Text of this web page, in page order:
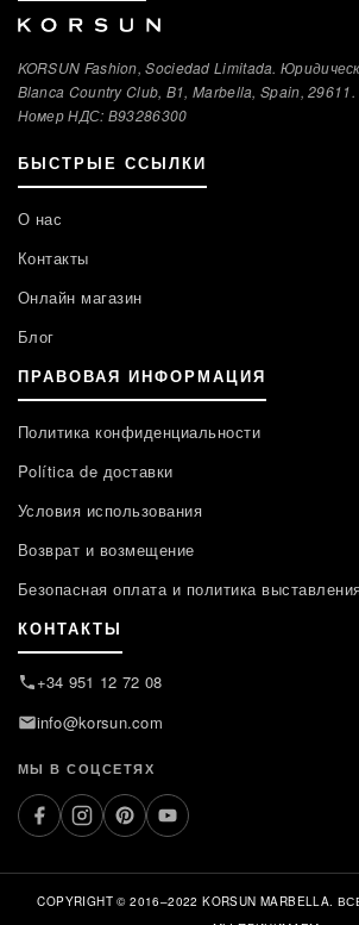
KORSUN Fashion, Sociedad Limitada.
Blanca Country Club, B1, Marbella, Spain, 29611.
Номер НДС: В93286300
БЫСТРЫЕ ССЫЛКИ
О нас
Контакты
Онлайн магазин
Блог
ПРАВОВАЯ ИНФОРМАЦИЯ
Политика конфиденциальности
Política de доставки
Условия использования
Возврат и возмещение
Безопасная оплата и политика
КОНТАКТЫ
+34 951 12 72 08
info@korsun.com
МЫ В СОЦСЕТЯХ
COPYRIGHT © 2016–2022 KORSUN MARBELLA.